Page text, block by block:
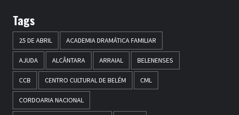
Tags
25 DE ABRIL ACADEMIA DRAMÁTICA FAMILIAR
AJUDA ALCÂNTARA ARRAIAL BELENENSES
CCB CENTRO CULTURAL DE BELÉM CML
CORDOARIA NACIONAL